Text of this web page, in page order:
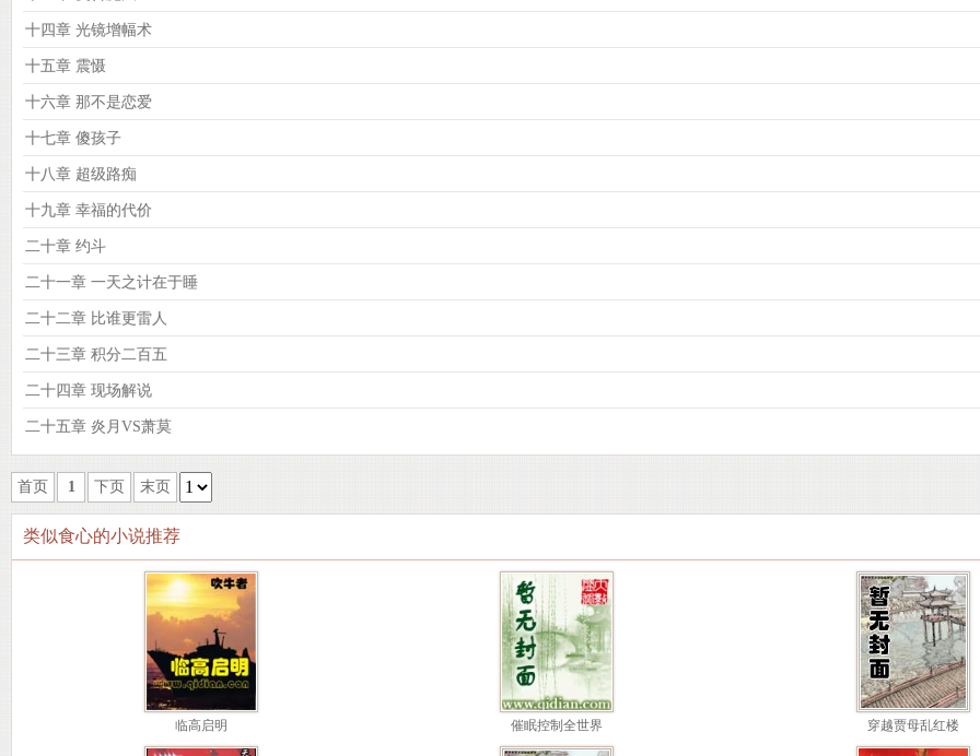
十四章 光镜增幅术
十五章 震慑
十六章 那不是恋爱
十七章 傻孩子
十八章 超级路痴
十九章 幸福的代价
二十章 约斗
二十一章 一天之计在于睡
二十二章 比谁更雷人
二十三章 积分二百五
二十四章 现场解说
二十五章 炎月VS萧莫
首页 1 下页 末页
类似食心的小说推荐
临高启明 催眠控制全世界 穿越贾母乱红楼